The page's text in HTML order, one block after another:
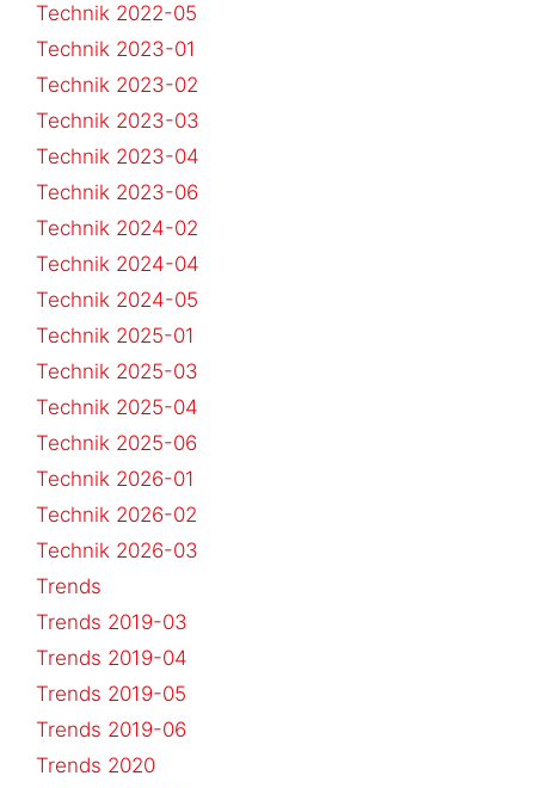
Technik 2022-05
Technik 2023-01
Technik 2023-02
Technik 2023-03
Technik 2023-04
Technik 2023-06
Technik 2024-02
Technik 2024-04
Technik 2024-05
Technik 2025-01
Technik 2025-03
Technik 2025-04
Technik 2025-06
Technik 2026-01
Technik 2026-02
Technik 2026-03
Trends
Trends 2019-03
Trends 2019-04
Trends 2019-05
Trends 2019-06
Trends 2020